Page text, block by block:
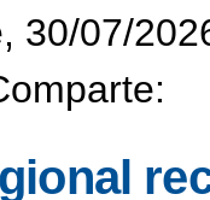
30/07/